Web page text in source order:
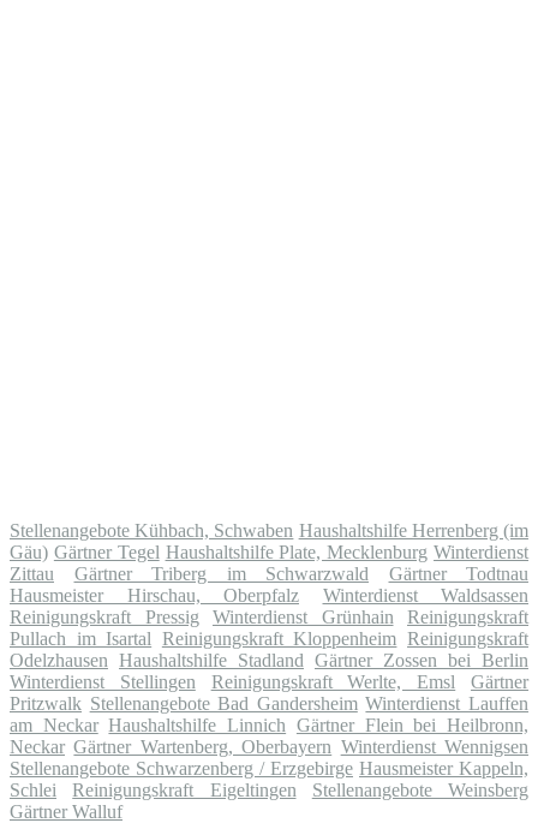
Stellenangebote Kühbach, Schwaben Haushaltshilfe Herrenberg (im
Gäu) Gärtner Tegel Haushaltshilfe Plate, Mecklenburg Winterdienst
Zittau
Gärtner Triberg im Schwarzwald
Gärtner Todtnau
Hausmeister Hirschau, Oberpfalz
Winterdienst Waldsassen
Reinigungskraft Pressig
Winterdienst Grünhain
Reinigungskraft
Pullach im Isartal Reinigungskraft Kloppenheim Reinigungskraft
Odelzhausen Haushaltshilfe Stadland Gärtner Zossen bei Berlin
Winterdienst Stellingen
Reinigungskraft Werlte, Emsl
Gärtner
Pritzwalk Stellenangebote Bad Gandersheim Winterdienst Lauffen
am Neckar Haushaltshilfe Linnich Gärtner Flein bei Heilbronn,
Neckar Gärtner Wartenberg, Oberbayern Winterdienst Wennigsen
Stellenangebote Schwarzenberg / Erzgebirge Hausmeister Kappeln,
Schlei
Reinigungskraft Eigeltingen
Stellenangebote Weinsberg
Gärtner Walluf